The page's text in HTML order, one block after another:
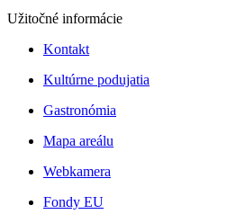
Užitočné informácie
Kontakt
Kultúrne podujatia
Gastronómia
Mapa areálu
Webkamera
Fondy EU